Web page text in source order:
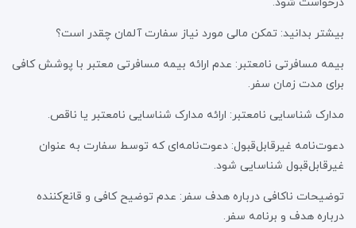
بیشتر بدانید: تمکن مالی مورد نیاز سفارت آلمان چقدر است؟
بیمه مسافرتی نامعتبر: عدم ارائه بیمه مسافرتی معتبر با پوشش کافی
برای مدت زمان سفر.
مدارک شناسایی نامعتبر: ارائه مدارک شناسایی نامعتبر یا ناقص.
دعوت‌نامه غیرقابل‌قبول: دعوت‌نامه‌ای که توسط سفارت به عنوان
غیرقابل‌قبول شناسایی شود.
توضیحات ناکافی درباره هدف سفر: عدم توضیح کافی و قانع‌کننده
درباره هدف و برنامه سفر.